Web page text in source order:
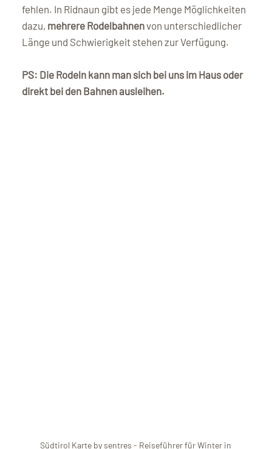
fehlen. In Ridnaun gibt es jede Menge Möglichkeiten
dazu, mehrere Rodelbahnenvon unterschiedlicher
Länge und Schwierigkeit stehen zur Verfügung.
PS: Die Rodeln kann man sich bei uns im Haus oder
direkt bei den Bahnen ausleihen.
Südtirol Karte by sentres - Reiseführer fürWinter in